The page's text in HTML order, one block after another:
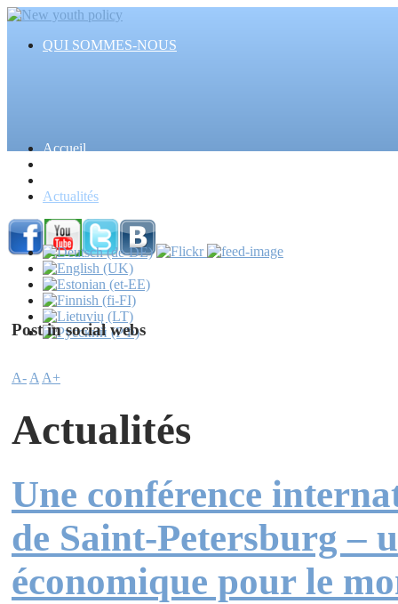
QUI SOMMES-NOUS
Accueil
Actualités
Post in social webs
A-AA+
Actualités
Une conférence
de Saint-Petersburg –
économique pour le